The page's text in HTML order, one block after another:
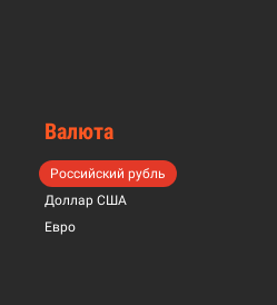
Валюта
Российский рубль
Доллар США
Евро